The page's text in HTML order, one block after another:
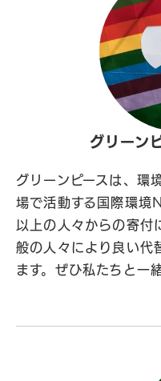
グリーン
グリーンピースは、環
場で活動する国際環境
以上の人々からの寄付
般の人々により良い代
ます。ぜひ私たちと一